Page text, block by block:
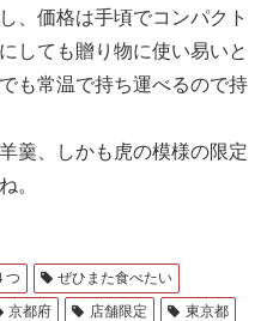
、価格は手頃でコンパクト
しても贈り物に使い易いと
も常温で持ち運べるので持
羹、しかも虎の模様の限定
。
つ
ぜひまた食べたい
京都府 店舗限定
東京都